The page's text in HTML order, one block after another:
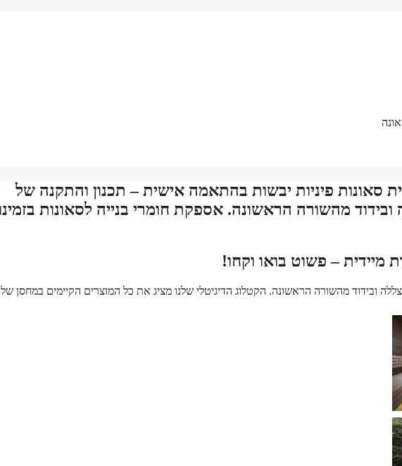
סאונות פיניות יבשות בהתאמה אישית – תכנון והתקנה של
מהשורה הראשונה. אספקת חומרי בנייה לסאונות
מיידית – פשוט בואו וקחו!
ובידוד מהשורה הראשונה. הקטלוג הדיגיטלי שלנו מציג את כל המוצרים הקיימים במחסן